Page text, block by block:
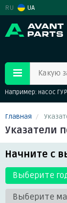
RU UA
Какую
Например: насос
Главная
Указатели
Начните с
Выберите
Выберите